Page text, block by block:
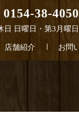
38-4050
日 日曜日・第3月曜日
店舗紹介 お問